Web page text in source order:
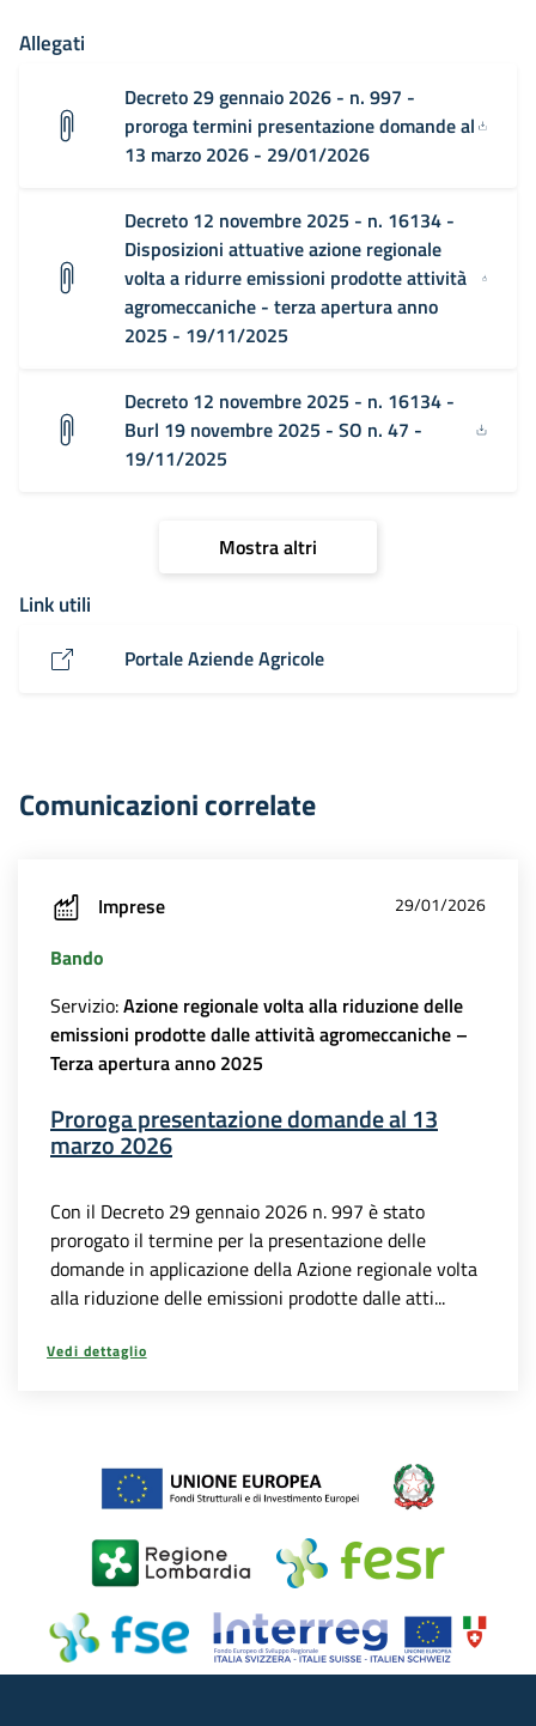
Allegati
Decreto 29 gennaio 2026 - n. 997 -
proroga termini presentazione domande al
13 marzo 2026 - 29/01/2026
Decreto 12 novembre 2025 - n. 16134 -
Disposizioni attuative azione regionale
volta a ridurre emissioni prodotte attività
agromeccaniche - terza apertura anno
2025 - 19/11/2025
Decreto 12 novembre 2025 - n. 16134 -
Burl 19 novembre 2025 - SO n. 47 -
19/11/2025
Mostra altri
Link utili
Portale Aziende Agricole
Comunicazioni correlate
Imprese 29/01/2026
Bando
Servizio:Azione regionale volta alla riduzione delle
emissioni prodotte dalle attività agromeccaniche –
Terza apertura anno 2025
Proroga presentazione domande al 13
marzo 2026
Con il Decreto 29 gennaio 2026 n. 997 è stato
prorogato il termine per la presentazione delle
domande in applicazione della Azione regionale volta
alla riduzione delle emissioni prodotte dalle atti...
Vedi dettaglio